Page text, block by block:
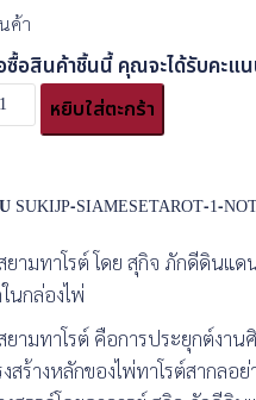
ค้า
ซื้อสินค้าชิ้นนี้ คุณจะได้รับคะแ
หยิบใส่ตะกร้า
SUKIJP-SIAMESETAROT-1-
ยามทาโรต์ โดย สุกิจ ภักดีดินแ
ในกล่องไพ่
ยามทาโรต์ คือการประยุกต์งา
งสร้างหลักของไพ่ทาโรต์สากลอ